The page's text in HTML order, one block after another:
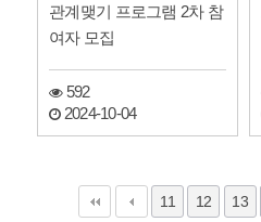
관계맺기 프로그램 2차 참
여자 모집
592
2024-10-04
11 12 13